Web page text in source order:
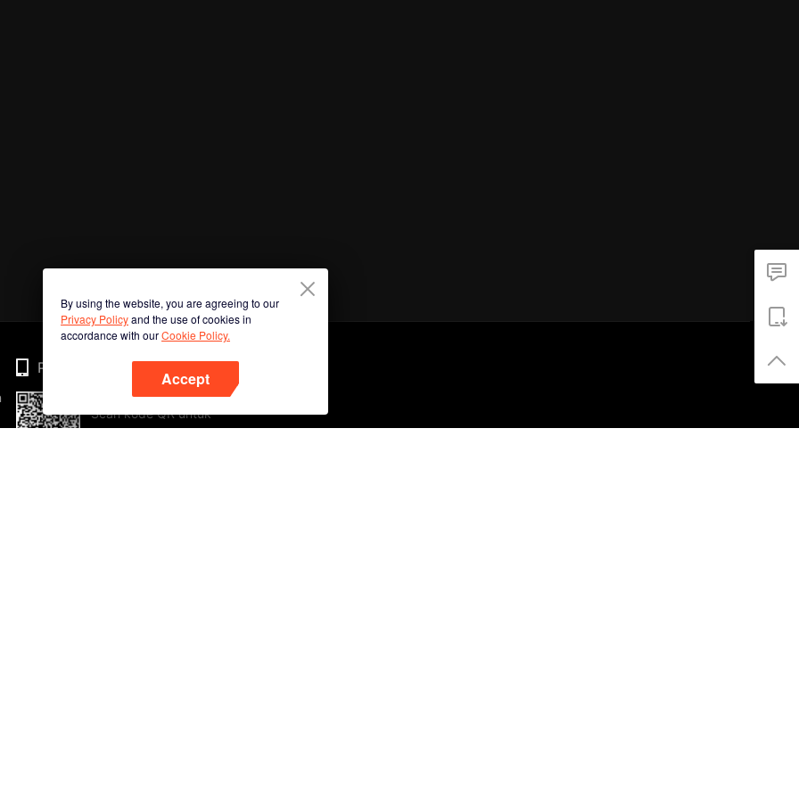
By using the website, you are agreeing to our
Privacy Policyand the use of cookies in
accordance with ourCookie Policy.
Accept
Phone
Scan kode QR untuk
mengunduh sekarang!